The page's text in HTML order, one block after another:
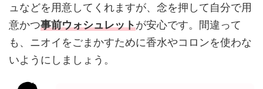
ュなどを用意してくれますが、念を押して自分で用
意かつ事前ウォシュレットが安心です。間違って
も、ニオイをごまかすために香水やコロンを使わな
いようにしましょう。